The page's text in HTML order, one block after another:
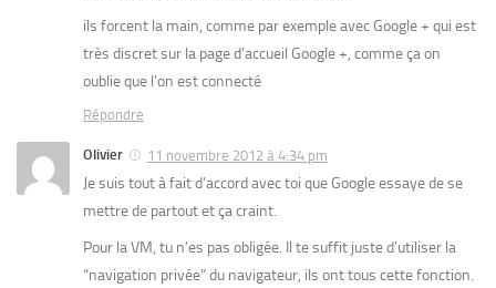
ils forcent la main, comme par exemple avec Google + qui est
très discret sur la page d’accueil Google +, comme ça on
oublie que l’on est connecté
Répondre
Olivier 11 novembre 2012 à 4:34 pm
Je suis tout à fait d’accord avec toi que Google essaye de se
mettre de partout et ça craint.
Pour la VM, tu n’es pas obligée. Il te suffit juste d’utiliser la
“navigation privée” du navigateur, ils ont tous cette fonction.